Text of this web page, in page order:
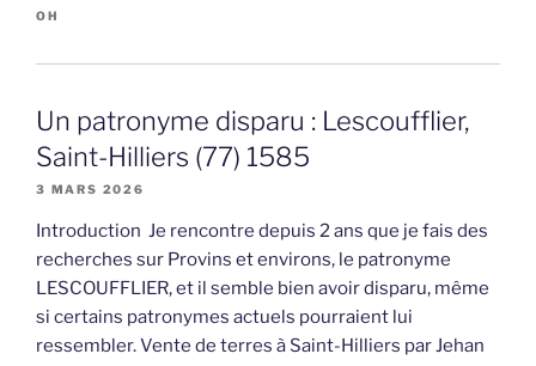
OH
Un patronyme disparu : Lescoufflier,
Saint-Hilliers (77) 1585
3 MARS 2026
Introduction Je rencontre depuis 2 ans que je fais des
recherches sur Provins et environs, le patronyme
LESCOUFFLIER, et il semble bien avoir disparu, même
si certains patronymes actuels pourraient lui
ressembler. Vente de terres à Saint-Hilliers par Jehan